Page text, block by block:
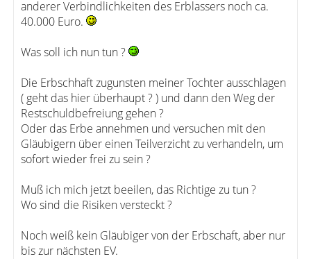
anderer Verbindlichkeiten des Erblassers noch ca.
40.000 Euro.
Was soll ich nun tun ?
Die Erbschhaft zugunsten meiner Tochter ausschlagen
( geht das hier überhaupt ? ) und dann den Weg der
Restschuldbefreiung gehen ?
Oder das Erbe annehmen und versuchen mit den
Gläubigern über einen Teilverzicht zu verhandeln, um
sofort wieder frei zu sein ?
Muß ich mich jetzt beeilen, das Richtige zu tun ?
Wo sind die Risiken versteckt ?
Noch weiß kein Gläubiger von der Erbschaft, aber nur
bis zur nächsten EV.